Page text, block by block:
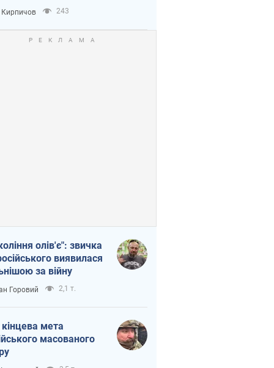
Кирпичов 243
олів'є": звичка
виявилася
за війну
Горовий 2,1 т.
мета
масованого